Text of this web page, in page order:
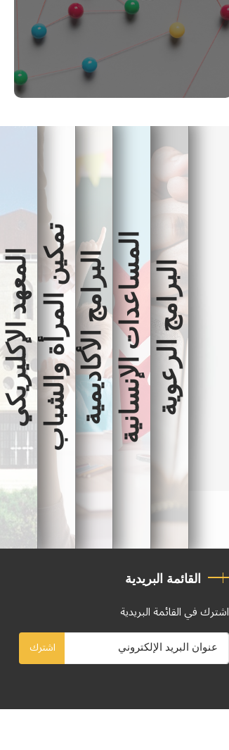
البرامج الرعويةالمساعدات الإنسانيةالبرامج الأكاديميةتمكين المرأة والشبابالمعهد الإكليريكي
القائمة البريدية
اشترك في القائمة البريدية
اشترك